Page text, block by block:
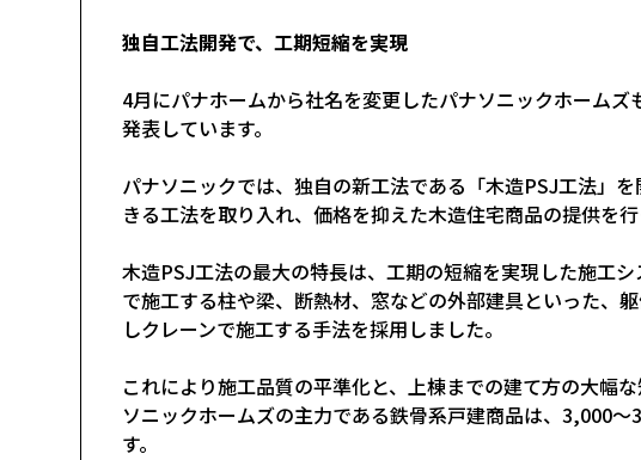
独自工法開発で、工期短縮を実現
4月にパナホームから社名を変更したパナソニックホーム
発表しています。
パナソニックでは、独自の新工法である「木造PSJ工法」
きる工法を取り入れ、価格を抑えた木造住宅商品の提供を行
木造PSJ工法の最大の特長は、工期の短縮を実現した施工
で施工する柱や梁、断熱材、窓などの外部建具といった、
しクレーンで施工する手法を採用しました。
これにより施工品質の平準化と、上棟までの建て方の大幅
ソニックホームズの主力である鉄骨系戸建商品は、3,000
す。